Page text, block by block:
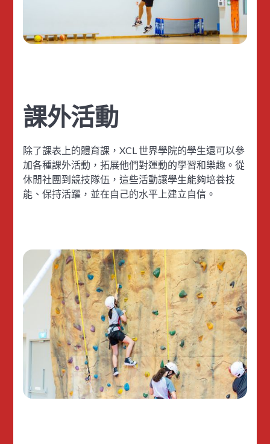
課外活動
除了課表上的體育課，XCL 世界學院的學生還可以參
加各種課外活動，拓展他們對運動的學習和樂趣。從
休閒社團到競技隊伍，這些活動讓學生能夠培養技
能、保持活躍，並在自己的水平上建立自信。